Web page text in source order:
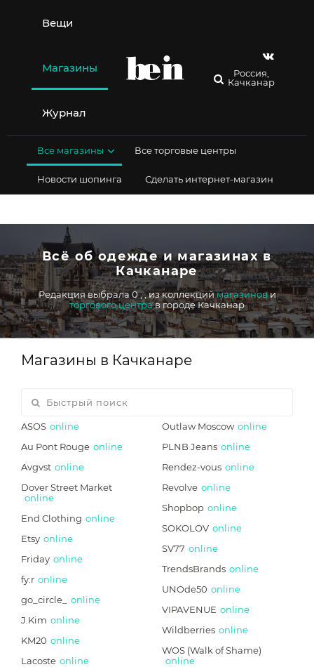
содержимому
Вещи
Магазины
Журнал
Россия,
Качканар
Все магазины Все торговые центры
Новости шопинга Сделать интернет-магазин
Всё об одежде и магазинах в
Качканаре
Редакция выбрала 0,,из коллекциймагазинови
торгового центрав городе Качканар
Магазины в Качканаре
ASOS online
Au Pont Rouge online
Avgvst online
Dover Street Market
online
End Clothing online
Etsy online
Friday online
fy:r online
go_circle_
online
J.Kim online
KM20 online
Lacoste online
Outlaw Moscow online
PLNB Jeans online
Rendez-vous online
Revolve online
Shopbop online
SOKOLOV online
SV77 online
TrendsBrands online
UNOde50 online
VIPAVENUE online
Wildberries online
WOS (Walk of Shame)
online